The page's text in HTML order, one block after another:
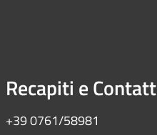
Recapiti e
+39 0761/58981